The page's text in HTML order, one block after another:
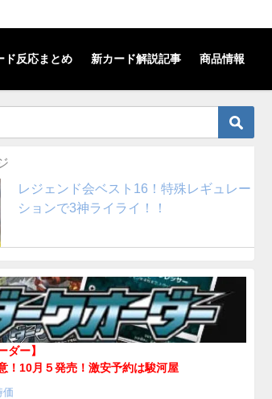
ド反応まとめ 新カード解説記事 商品情報
ション
デ
ョ
レジェンド会ベスト16！特殊レギュレー
ションで3神ライライ！！
ダー】
！10月５発売！ 激安予約は駿河屋
価